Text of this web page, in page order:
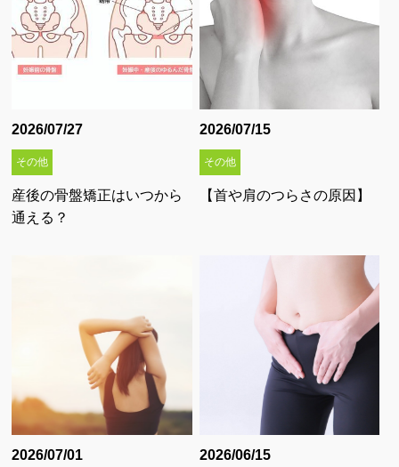
施術メニュー ∨
猫背矯正
骨盤矯正
産後の骨盤矯正
（手・肘・腕）の痛み
（腰・股関節）の痛み
症状別
（膝・足）の痛み
2026/07/27
その他
産後の骨盤矯正はいつから
通える？
2026/07/15
その他
【首や肩のつらさの原因】
2026/07/01 2026/06/15